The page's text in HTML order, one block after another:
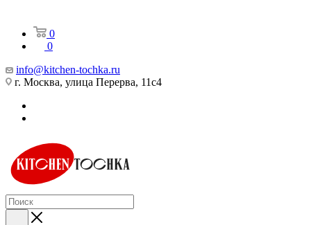
0
0
info@kitchen-tochka.ru
г. Москва, улица Перерва, 11с4